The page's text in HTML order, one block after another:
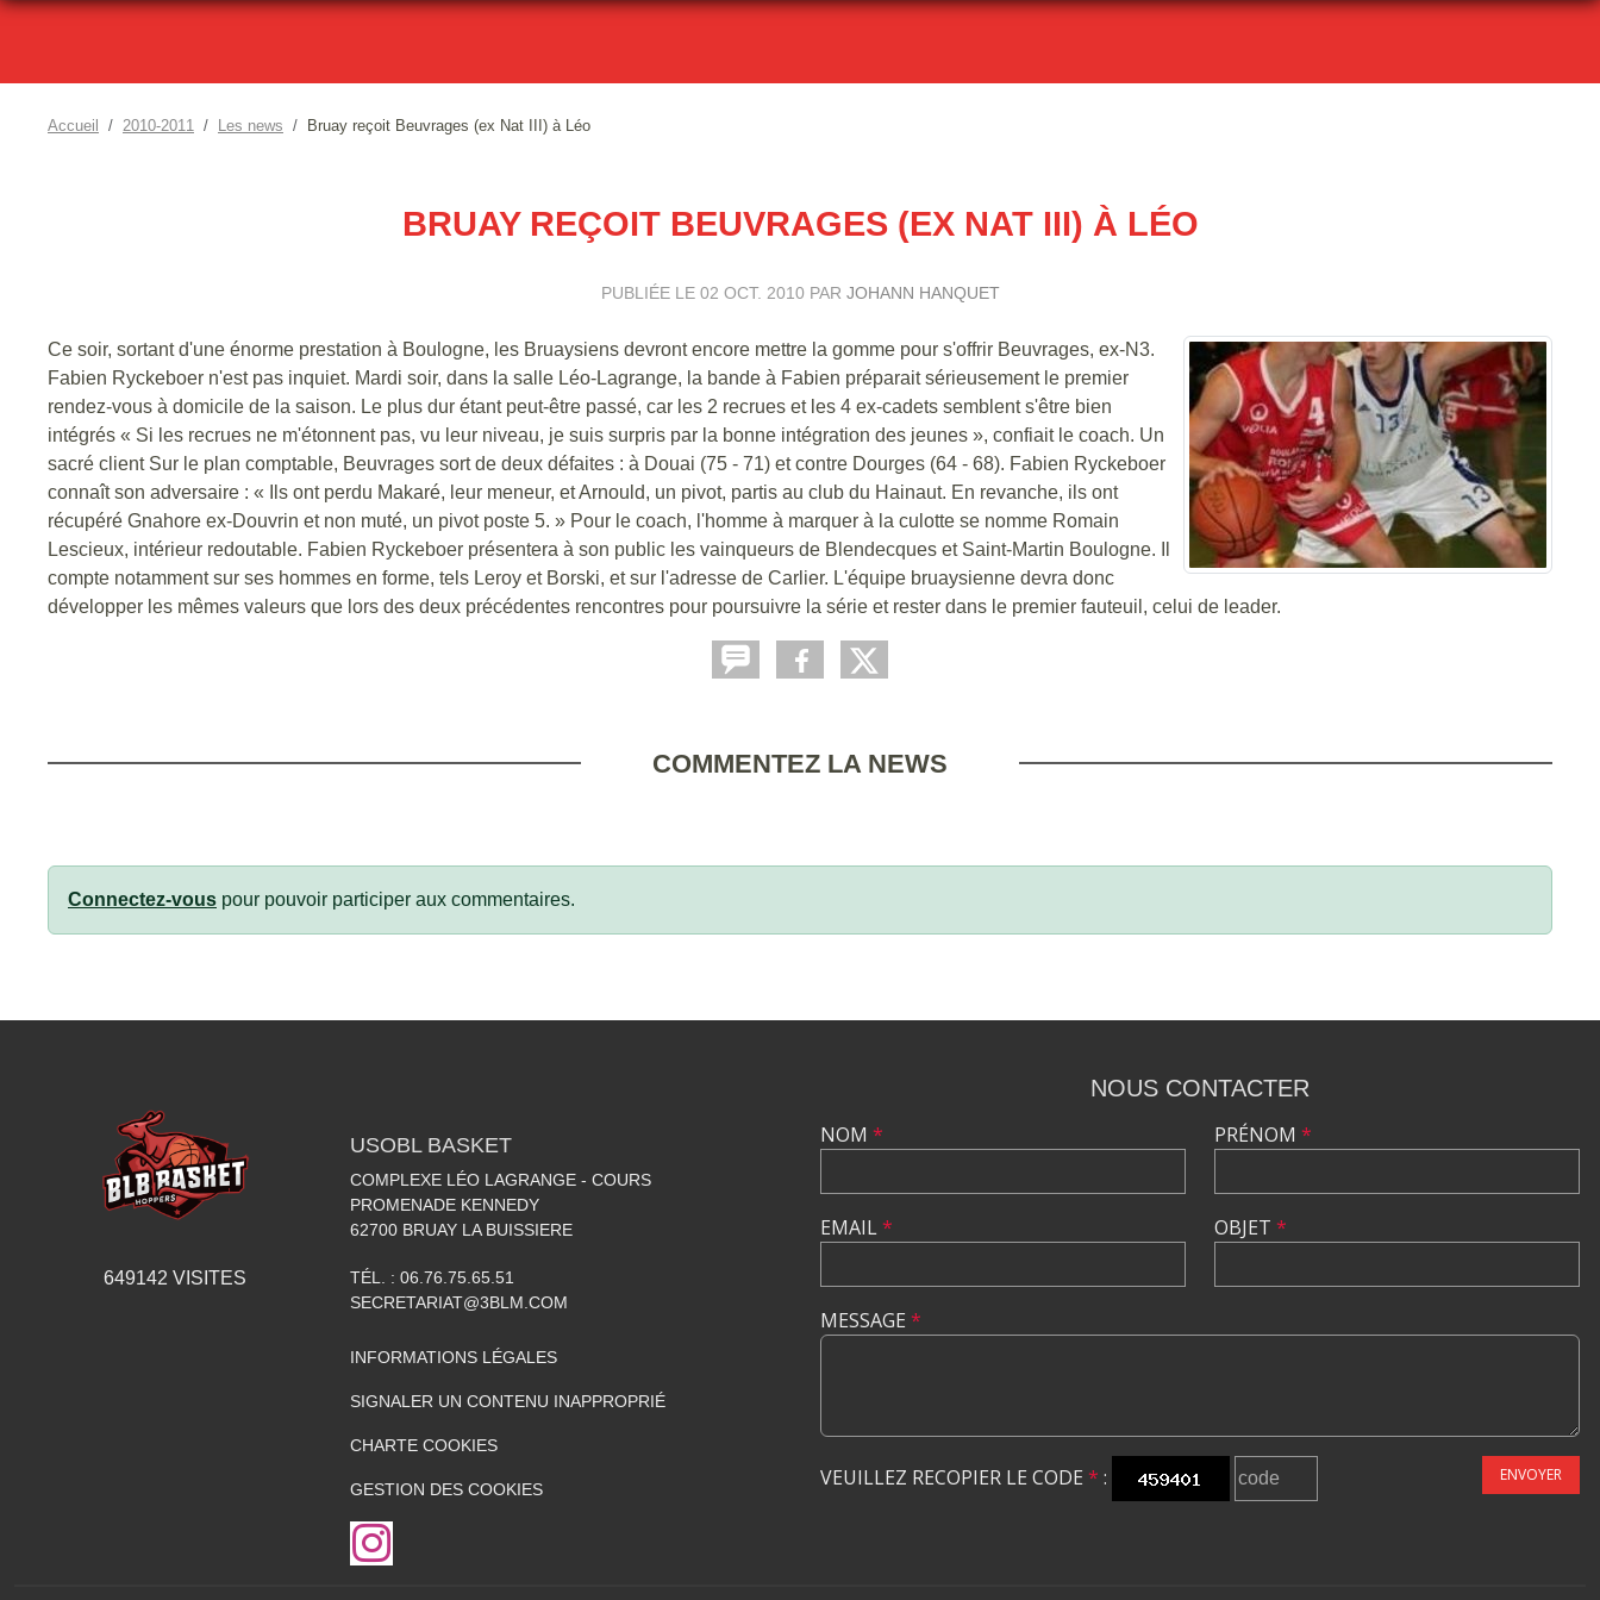
Accueil 2010-2011 Les news Bruay reçoit Beuvrages (ex Nat III) à Léo
BRUAY REÇOIT BEUVRAGES (EX NAT III) À LÉO
PUBLIÉE LE 02 OCT. 2010 PAR JOHANN HANQUET
Ce soir, sortant d'une énorme prestation à Boulogne, les Bruaysiens devront encore mettre la gomme pour s'offrir Beuvrages, ex-N3.
Fabien Ryckeboer n'est pas inquiet. Mardi soir, dans la salle Léo-Lagrange, la bande à Fabien préparait sérieusement le premier
rendez-vous à domicile de la saison. Le plus dur étant peut-être passé, car les 2 recrues et les 4 ex-cadets semblent s'être bien
intégrés « Si les recrues ne m'étonnent pas, vu leur niveau, je suis surpris par la bonne intégration des jeunes », confiait le coach. Un
sacré client Sur le plan comptable, Beuvrages sort de deux défaites : à Douai (75 - 71) et contre Dourges (64 - 68). Fabien Ryckeboer
connaît son adversaire : « Ils ont perdu Makaré, leur meneur, et Arnould, un pivot, partis au club du Hainaut. En revanche, ils ont
récupéré Gnahore ex-Douvrin et non muté, un pivot poste 5. » Pour le coach, l'homme à marquer à la culotte se nomme Romain
Lescieux, intérieur redoutable. Fabien Ryckeboer présentera à son public les vainqueurs de Blendecques et Saint-Martin Boulogne. Il
compte notamment sur ses hommes en forme, tels Leroy et Borski, et sur l'adresse de Carlier. L'équipe bruaysienne devra donc
développer les mêmes valeurs que lors des deux précédentes rencontres pour poursuivre la série et rester dans le premier fauteuil, celui de leader.
COMMENTEZ LA NEWS
Connectez-vous pour pouvoir participer aux commentaires.
649142 VISITES
USOBL BASKET
COMPLEXE LÉO LAGRANGE - COURS
PROMENADE KENNEDY
62700 BRUAY LA BUISSIERE
TÉL. : 06.76.75.65.51
SECRETARIAT@3BLM.COM
INFORMATIONS LÉGALES
SIGNALER UN CONTENU INAPPROPRIÉ
CHARTE COOKIES
GESTION DES COOKIES
NOUS CONTACTER
NOM *
EMAIL*
PRÉNOM *
OBJET *
MESSAGE *
VEUILLEZ RECOPIER LE CODE * : ENVOYER